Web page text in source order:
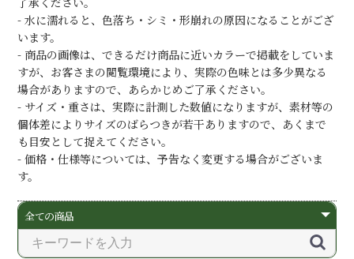
- 水に濡れると、色落ち・シミ・形崩れの原因になることがござ
います。
- 商品の画像は、できるだけ商品に近いカラーで掲載をしていま
すが、お客さまの閲覧環境により、実際の色味とは多少異なる
場合がありますので、あらかじめご了承ください。
- サイズ・重さは、実際に計測した数値になりますが、素材等の
個体差によりサイズのばらつきが若干ありますので、あくまで
も目安として捉えてください。
- 価格・仕様等については、予告なく変更する場合がございま
す。